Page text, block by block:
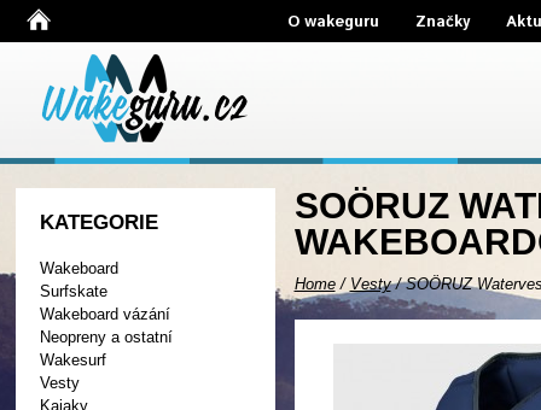
O wakeguru Značky
KATEGORIE
Wakeboard
Surfskate
Wakeboard vázání
Neopreny a ostatní
Wakesurf
Vesty
Kajaky
SOÖRUZ
Home/ Vesty/SOÖRUZ